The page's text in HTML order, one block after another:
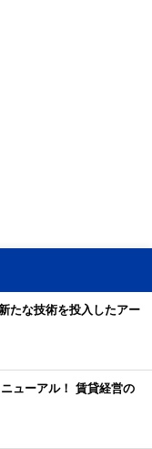
たな技術を投入したアー
ューアル！ 賃貸経営の